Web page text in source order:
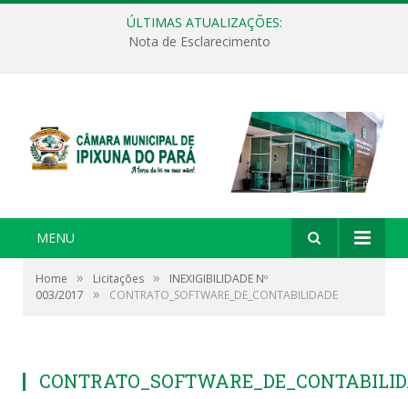
ÚLTIMAS ATUALIZAÇÕES:
Nota de Esclarecimento
MENU
Home » Licitações »
INEXIGIBILIDADE Nº
003/2017
» CONTRATO_SOFTWARE_DE_CONTABILIDADE